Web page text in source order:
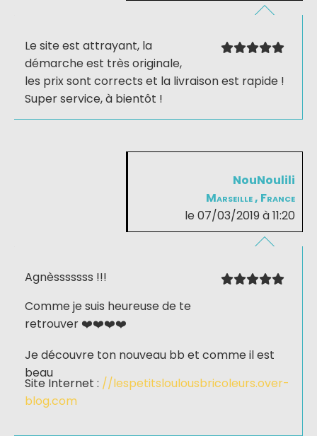
Le site est attrayant, la
démarche est très originale,
les prix sont corrects et la livraison est rapide !
Super service, à bientôt !
NouNoulili
Marseille , France
le 07/03/2019 à 11:20
Agnèsssssss !!!
Comme je suis heureuse de te
retrouver ❤️❤️❤️❤️
Je découvre ton nouveau bb et comme il est
beau
Site Internet : //lespetitsloulousbricoleurs.over-
blog.com